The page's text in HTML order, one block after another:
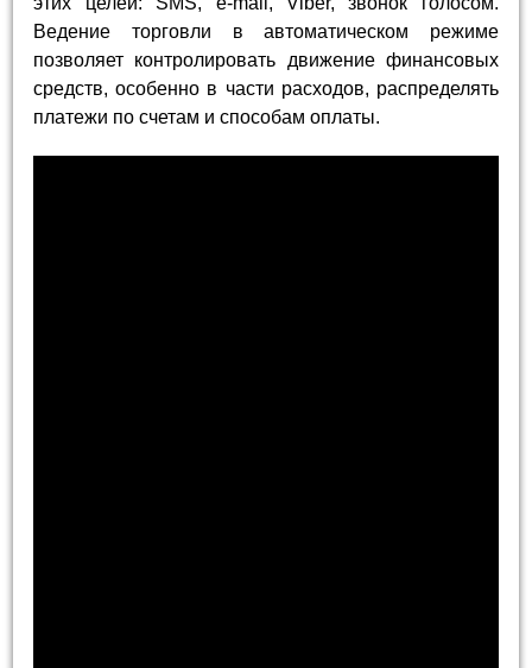
Ведение торговли в автоматическом режиме
позволяет контролировать движение финансовых
средств, особенно в части расходов, распределять
платежи по счетам и способам оплаты.